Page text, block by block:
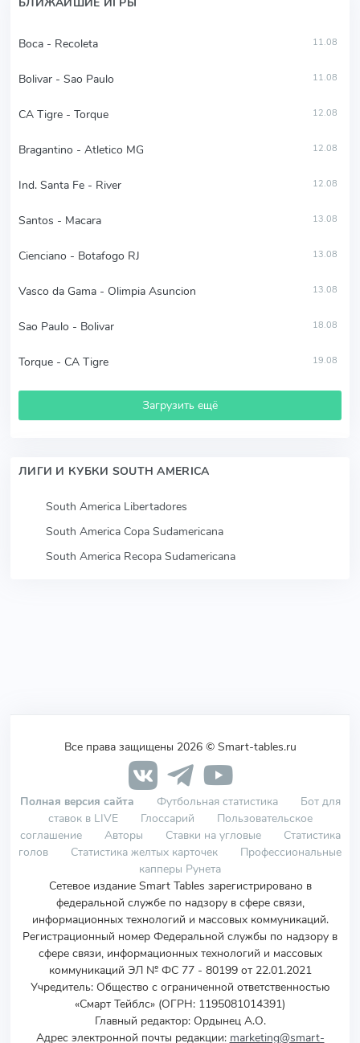
Boca - Recoleta 11.08
Bolivar - Sao Paulo 11.08
CA Tigre - Torque 12.08
Bragantino - Atletico MG 12.08
Ind. Santa Fe - River 12.08
Santos - Macara 13.08
Cienciano - Botafogo RJ 13.08
Vasco da Gama - Olimpia Asuncion 13.08
Sao Paulo - Bolivar 18.08
Torque - CA Tigre 19.08
Загрузить ещё
ЛИГИ И КУБКИ SOUTH AMERICA
South America Libertadores
South America Copa Sudamericana
South America Recopa Sudamericana
Все права защищены 2026 © Smart-tables.ru
Полная версия сайта Футбольная статистика
Бот для
ставок в LIVE
Глоссарий
Пользовательское
соглашение
Авторы Ставки на угловые
Статистика
голов
Статистика желтых карточек
Профессиональные
капперы Рунета
Сетевое издание Smart Tables зарегистрировано в
федеральной службе по надзору в сфере связи,
информационных технологий и массовых коммуникаций.
Регистрационный номер Федеральной службы по надзору в
сфере связи, информационных технологий и массовых
коммуникаций ЭЛ № ФС 77 - 80199 от 22.01.2021
Учредитель: Общество с ограниченной ответственностью
«Смарт Тейблс» (ОГРН: 1195081014391)
Главный редактор: Ордынец А.О.
Адрес электронной почты редакции: marketing@smart-